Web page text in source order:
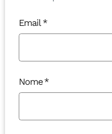
Email
Nome